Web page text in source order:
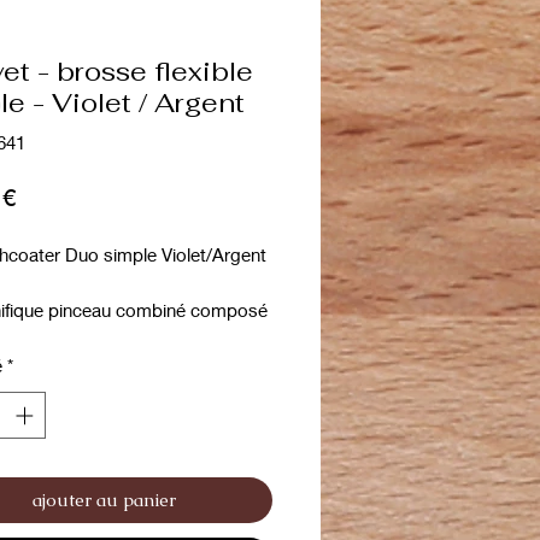
- brosse flexible
- Violet / Argent
Prix
Duo simple Violet/Argent
pinceau combiné composé
Pro Violet/Coat Grabber
brosse pour les types de poils
*
ajouter au panier